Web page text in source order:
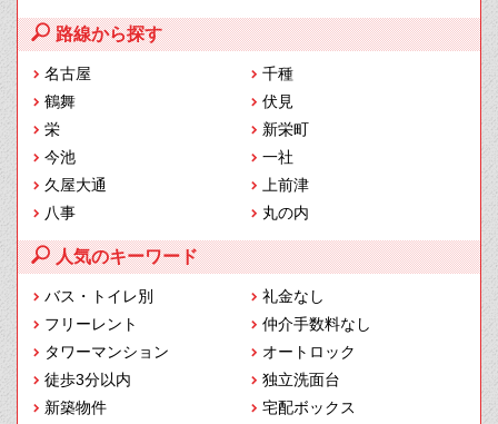
路線から探す
名古屋
千種
鶴舞
伏見
栄
新栄町
今池
一社
久屋大通
上前津
八事
丸の内
人気のキーワード
バス・トイレ別
礼金なし
フリーレント
仲介手数料なし
タワーマンション
オートロック
徒歩3分以内
独立洗面台
新築物件
宅配ボックス